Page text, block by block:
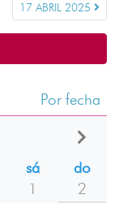
17 ABRIL 2025
Por fecha
sá
do
1
2